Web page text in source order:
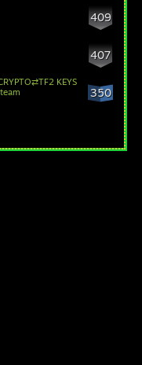
409
407
350
KEYS